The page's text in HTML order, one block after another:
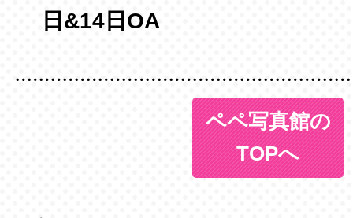
日&14日OA
ペペ写真館の
TOPへ